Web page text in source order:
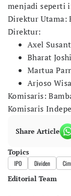
menjadi seperti
Direktur Utama:
Direktur:
Axel
Bharat
Martua
Arjoso
Komisaris:
Komisaris
Share Article
Topics
IPO Dividen
Editorial Team